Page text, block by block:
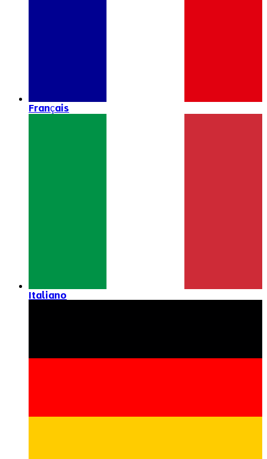
Français
Italiano